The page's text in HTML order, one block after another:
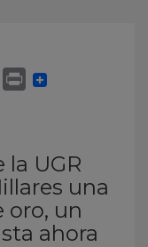
la UGR
una
oro, un
ahora